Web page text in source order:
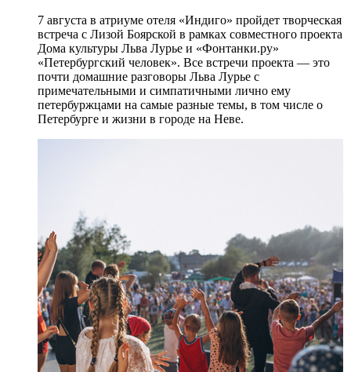
7 августа в атриуме отеля «Индиго» пройдет творческая
встреча с Лизой Боярской в рамках совместного проекта
Дома культуры Льва Лурье и «Фонтанки.ру»
«Петербургский человек». Все встречи проекта — это
почти домашние разговоры Льва Лурье с
примечательными и симпатичными лично ему
петербуржцами на самые разные темы, в том числе о
Петербурге и жизни в городе на Неве.